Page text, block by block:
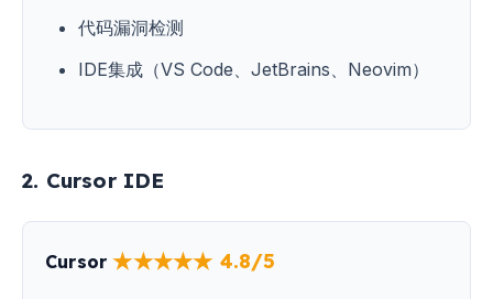
代码漏洞检测
IDE集成（VS Code、JetBrains、Neovim）
2. Cursor IDE
Cursor★★★★★ 4.8/5